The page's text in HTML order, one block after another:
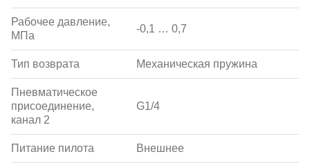
Рабочее давление,
МПа
-0,1 … 0,7
Тип возврата Механическая пружина
Пневматическое
присоединение,
канал 2
G1/4
Питание пилота Внешнее